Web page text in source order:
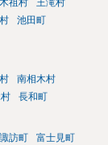
木祖村
王滝村
池田町
南相木村
長和町
訪町
富士見町